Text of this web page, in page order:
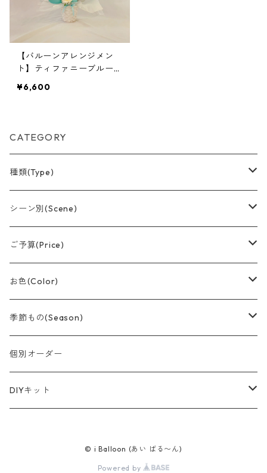
【バルーンアレンジメン
ト】ティファニーブルー✕
¥6,600
CATEGORY
種類(Type)
アレンジメント(置型)
バルーンブーケ
つり下げデザイン
おむつケーキ
スティック
スティックブーケ
シーン別(Scene)
誕生日
結婚祝い
卒業
記念日
出産祝い
ご予算(Price)
〜¥1,500
〜¥3,000
〜¥5,000
〜¥8,000
お色(Color)
赤系
黄色/オレンジ系
ピンク系
季節もの(Season)
春/Spring
節分
夏/Summer
個別オーダー
DIYキット
© i Balloon (あい ばる〜ん)
Powered by